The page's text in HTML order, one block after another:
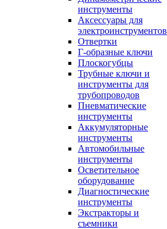
инструменты
Аксессуары для
электроинструментов
Отвертки
Г-образные ключи
Плоскогубцы
Трубные ключи и
инструменты для
трубопроводов
Пневматические
инструменты
Аккумуляторные
инструменты
Автомобильные
инструменты
Осветительное
оборудование
Диагностические
инструменты
Экстракторы и
съемники